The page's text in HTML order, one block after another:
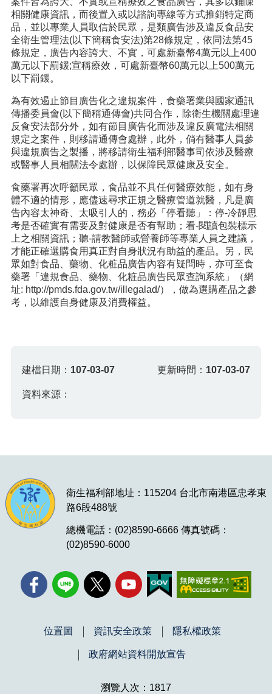
相關健康資訊，而後置入或以諮詢專線等方式推銷特定商
品，並以專業人員取信於民眾，是類廣告涉及違反食品安
全衛生管理法(以下簡稱食安法)第28條規定，依同法第45
條規定，廣告內容誇大、不實，可處新臺幣4萬元以上400
萬元以下罰鍰;宣稱療效，可處新臺幣60萬元以上500萬元
以下罰鍰。
為有效遏止節目廣告化之違規案件，食藥署業與國家通訊
傳播委員會(以下簡稱通傳會)共同合作，除衛生機關處理違
反食安法部分外，如有節目廣告化而涉及違反廣電法相關
規定之案件，則移請通傳會處辦，此外，倘有醫事人員參
與違規廣告之製播，將移請衛生福利部醫事司依涉及醫療
或醫事人員相關法令處辦，以保障民眾健康及安全。
食藥署再次呼籲民眾，食品並不具任何醫療效能，如有身
體不適的情形，應儘速尋求正規之醫療管道就醫，凡是廣
告內容太神奇、太吸引人的，務必「停看聽」：停-冷靜思
考是否確實有需要及對健康是否有幫助；看-閱讀包裝標示
上之相關資訊；聽-請教醫師或營養師等專業人員之建議，
才能正確選購食用真正對自身狀況有助益的產品。另，民
眾如對食品、藥物、化粧品廣告內容有疑問時，亦可至食
藥署「違規食品、藥物、化粧品廣告民眾查詢系統」（網
址: http://pmds.fda.gov.tw/illegalad/），做為選購產品之參
考，以維護自身健康及消費權益。
建檔日期： 107-03-07 更新時間： 107-03-07
資料來源：
衛生福利部地址：115204 台北市南港區忠孝東
路6段488號
總機電話：(02)8590-6666 傳真號碼：
(02)8590-6000
位置圖 資訊安全政策 隱私權政策
政府網站資料開放宣告
瀏覽人次：1817